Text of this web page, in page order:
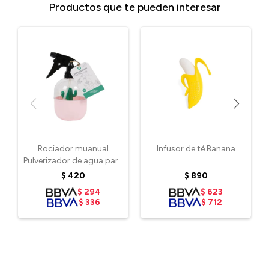
Productos que te pueden interesar
Rociador muanual
Pulverizador de agua para
plantas - Rosa
$ 420
$ 294
$ 336
Infusor de té Banana
$ 890
$ 623
$ 712